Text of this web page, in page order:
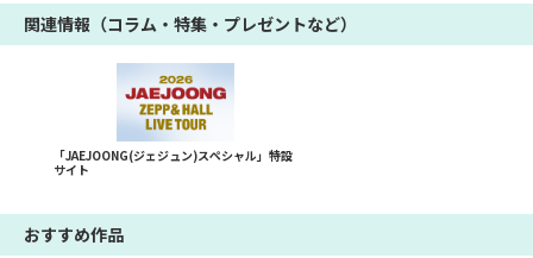
関連情報（コラム・特集・プレゼントなど）
「JAEJOONG(ジェジュン)スペシャル」特設
サイト
おすすめ作品